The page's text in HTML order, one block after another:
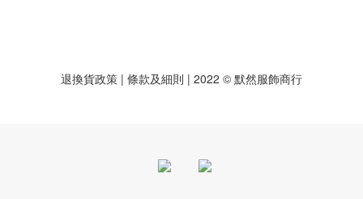
退換貨政策 | 條款及細則 | 2022 © 默然服飾商行